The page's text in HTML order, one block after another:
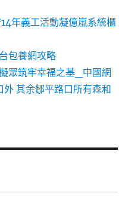
年義工活動凝億嵐系統櫃
包養網攻略
眾筑牢幸福之基_中國網
其余鄒平路口所有森和